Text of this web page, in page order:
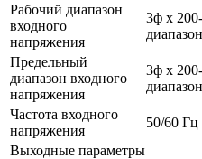
Рабочий диапазон
входного
напряжения
3ф х
Предельный
диапазон входного
напряжения
3ф х
Частота входного
напряжения
50/60 Гц
Выходные параметры